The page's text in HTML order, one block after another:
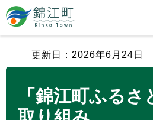
錦江町 Kinko
Town
更新日：2026年6月24日
「錦江町ふる